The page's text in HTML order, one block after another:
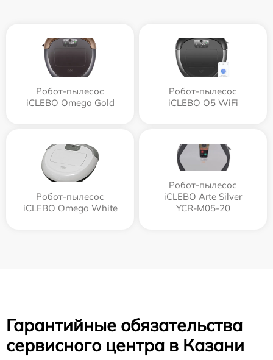
Робот-пылесос
iCLEBO Omega Gold
Робот-пылесос
iCLEBO O5 WiFi
Робот-пылесос
iCLEBO Omega White
Робот-пылесос
iCLEBO Arte Silver
YCR-M05-20
Гарантийные обязательства
сервисного центра в Казани